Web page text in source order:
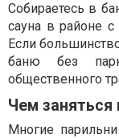
Собираетесь в
сауна в районе
Если
баню без
общественного
Чем заняться
Многие